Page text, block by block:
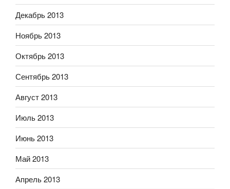
Декабрь 2013
Ноябрь 2013
Октябрь 2013
Сентябрь 2013
Август 2013
Июль 2013
Июнь 2013
Май 2013
Апрель 2013